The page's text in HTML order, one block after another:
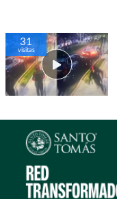
31
visitas